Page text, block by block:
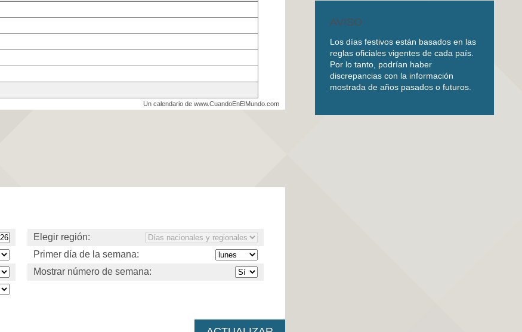
Un calendario de www.CuandoEnElMundo.com
Elegir región:
Primer día de la semana:
Mostrar número de semana:
AVISO
Los días festivos están basados en las
reglas oficiales vigentes de cada país.
Por lo tanto, podrían haber
discrepancias con la información
mostrada de años pasados o futuros.